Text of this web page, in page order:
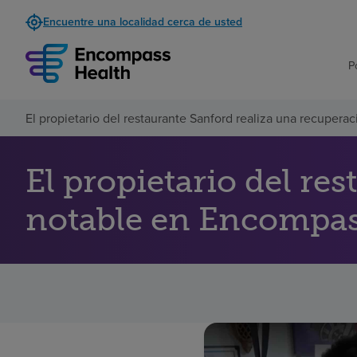
Encuentre una localidad cerca de usted
El propietario del restaurante Sanford realiza una
El propietario del
notable en